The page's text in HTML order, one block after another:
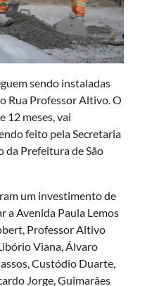
sendo instaladas
Rua Professor Altivo. O
12 meses, vai
feito pela Secretaria
Prefeitura de São
um investimento de
a Avenida Paula Lemos
Professor Altivo
Viana, Álvaro
Custódio Duarte,
Jorge, Guimarães